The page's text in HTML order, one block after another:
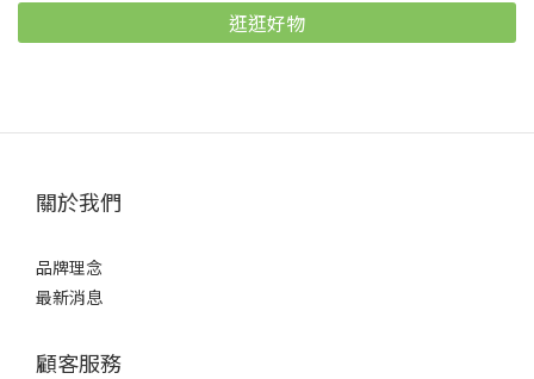
逛逛好物
關於我們
品牌理念
最新消息
顧客服務